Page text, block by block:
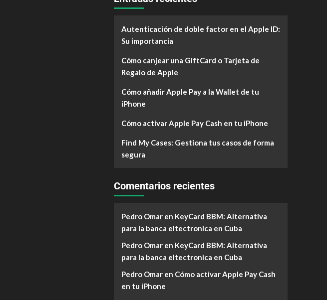
Autenticación de doble factor en el Apple ID:
Su importancia
Cómo canjear una GiftCard o Tarjeta de
Regalo de Apple
Cómo añadir Apple Pay a la Wallet de tu
iPhone
Cómo activar Apple Pay Cash en tu iPhone
Find My Cases: Gestiona tus casos de forma
segura
Comentarios recientes
Pedro Omaren KeyCard BBM: Alternativa
para la banca eltectronica en Cuba
Pedro Omaren KeyCard BBM: Alternativa
para la banca eltectronica en Cuba
Pedro Omaren Cómo activar Apple Pay Cash
en tu iPhone